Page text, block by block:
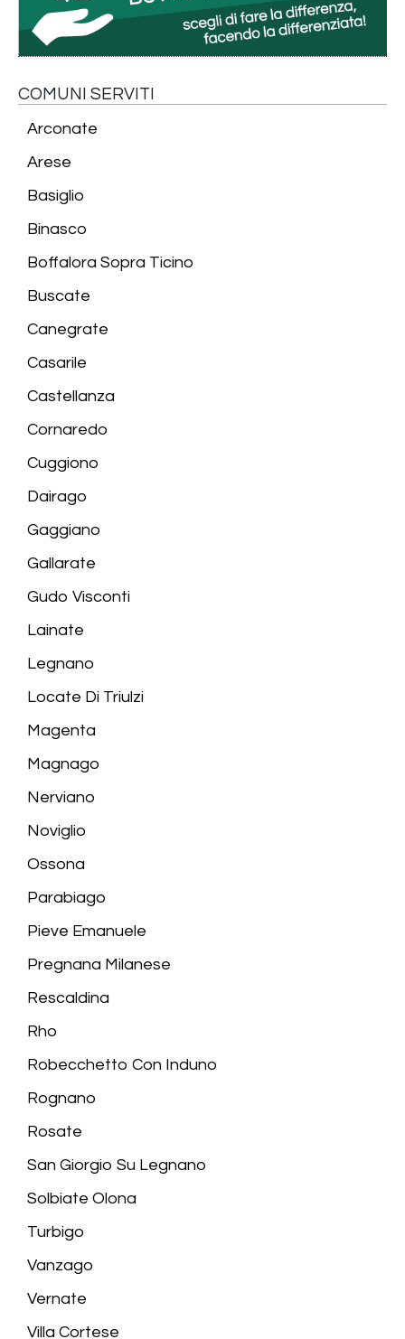
COMUNI SERVITI
Arconate
Arese
Basiglio
Binasco
Boffalora Sopra Ticino
Buscate
Canegrate
Casarile
Castellanza
Cornaredo
Cuggiono
Dairago
Gaggiano
Gallarate
Gudo Visconti
Lainate
Legnano
Locate Di Triulzi
Magenta
Magnago
Nerviano
Noviglio
Ossona
Parabiago
Pieve Emanuele
Pregnana Milanese
Rescaldina
Rho
Robecchetto Con Induno
Rognano
Rosate
San Giorgio Su Legnano
Solbiate Olona
Turbigo
Vanzago
Vernate
Villa Cortese